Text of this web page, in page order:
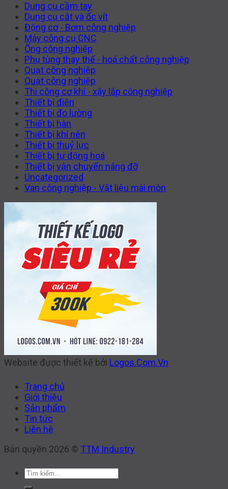
Dụng cụ cầm tay
Dụng cụ cắt và ốc vít
Động cơ - Bơm công nghiệp
Máy công cụ CNC
Ống công nghiệp
Phụ tùng thay thế - hoá chất công nghiệp
Quạt công nghiệp
Quạt công nghiệp
Thi công cơ khí - xây lắp công nghiệp
Thiết bị điện
Thiết bị đo lường
Thiết bị hàn
Thiết bị khí nén
Thiết bị thuỷ lực
Thiết bị tự động hoá
Thiết bị vận chuyển nâng đỡ
Uncategorized
Van công nghiệp - Vật liệu mài mòn
Website được thiết kế bởi Logos.Com.Vn
Trang chủ
Giới thiệu
Sản phẩm
Tin tức
Liên hệ
Bản quyền 2026 © TTM Industry
Tìm